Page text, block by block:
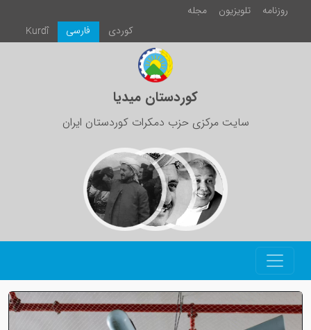
روزنامە تلویزیون
مجلە
Kurdî
فارسی كوردی
کوردستان میدیا
سایت مرکزی حزب دمکرات کوردستان ایران